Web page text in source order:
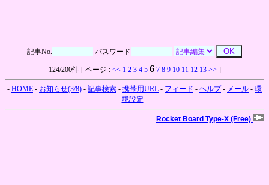
記事No. パスワード
124/200件 [ ページ : << 1 2 3 4 5 6 7 8 9 10 11 12 13 >> ]
- HOME - お知らせ(3/8) - 記事検索 - 携帯用URL - フィード - ヘルプ- メール - 環
境設定 -
Rocket Board Type-X (Free)